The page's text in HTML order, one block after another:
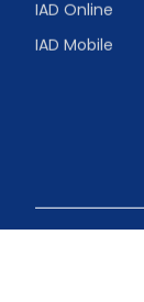
IAD Online
IAD Mobile